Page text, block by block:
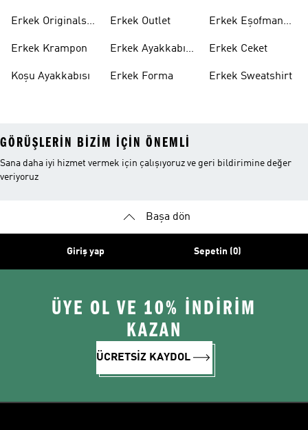
Erkek Originals
Erkek Krampon
Koşu Ayakkabısı
Erkek Outlet
Erkek Ayakkabı
Erkek Forma
Erkek Eşofman
Erkek Ceket
Erkek Sweatshirt
GÖRÜŞLERIN BIZIM IÇIN ÖNEMLI
Sana daha iyi hizmet vermek için çalışıyoruz ve geri bildirimine değer
veriyoruz
Başa dön
Giriş yap Sepetin (0)
ÜYE OL VE 10% İNDİRİM
KAZAN
ÜCRETSİZ KAYDOL